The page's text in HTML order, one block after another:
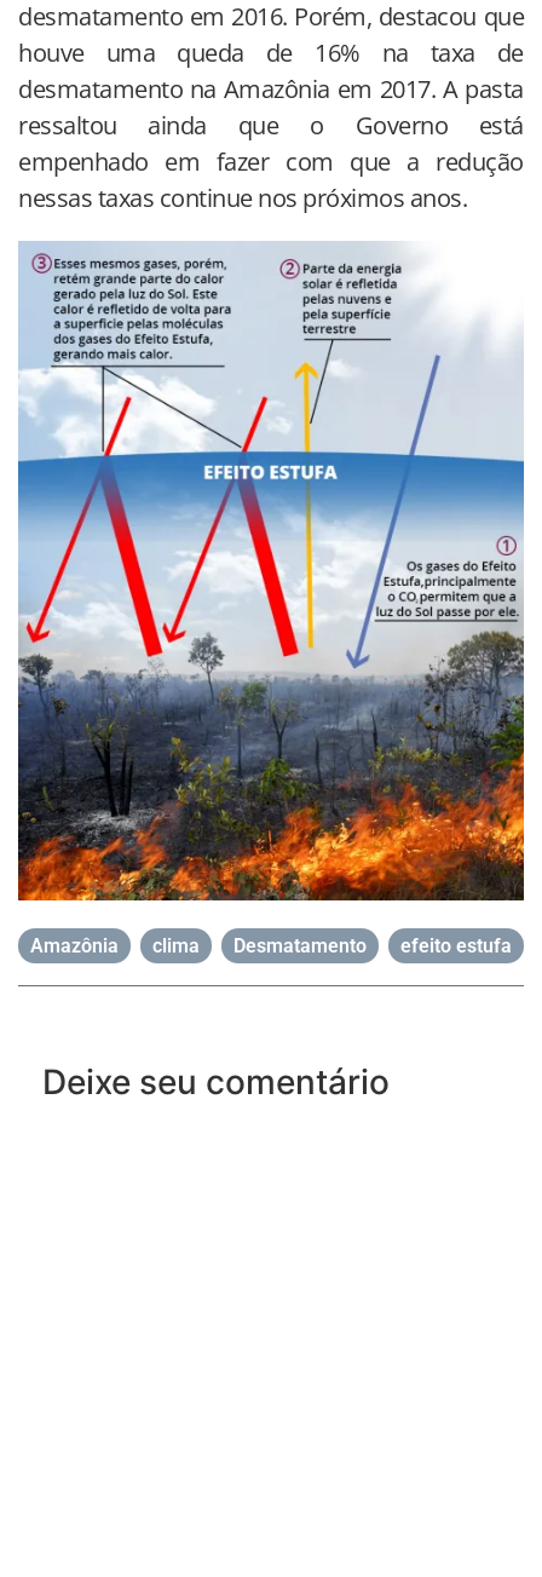
desmatamento em 2016. Porém, destacou que
houve uma queda de 16% na taxa de
desmatamento na Amazônia em 2017. A pasta
ressaltou ainda que o Governo está
empenhado em fazer com que a redução
nessas taxas continue nos próximos anos.
Amazônia clima Desmatamento efeito estufa
Deixe seu comentário